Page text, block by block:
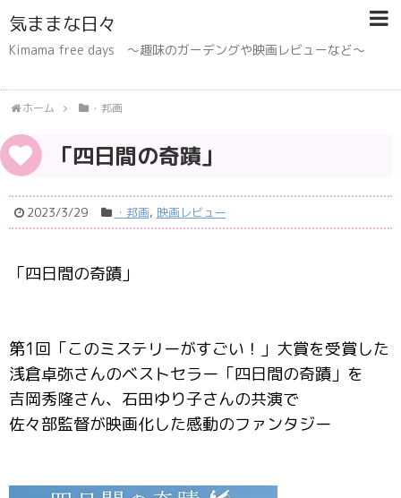
気ままな日々
Kimama free days 〜趣味のガーデングや映画レビューなど〜
ホーム ・邦画
「四日間の奇蹟」
2023/3/29 ・邦画, 映画レビュー
「四日間の奇蹟」
第1回「このミステリーがすごい！」大賞を受賞した
浅倉卓弥さんのベストセラー「四日間の奇蹟」を
吉岡秀隆さん、石田ゆり子さんの共演で
佐々部監督が映画化した感動のファンタジー